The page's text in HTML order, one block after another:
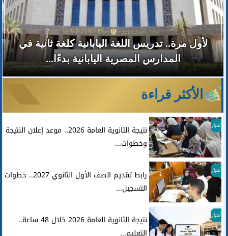
لأول مرة.. تدريس اللغة اليابانية كلغة ثانية في
المدارس المصرية اليابانية بدءًا...
الأكثر قراءة
أخبار
نتيجة الثانوية العامة 2026.. موعد إعلان النتيجة
وخطوات...
أخبار
رابط تقديم الصف الأول الثانوي 2027.. خطوات
التسجيل...
أخبار
نتيجة الثانوية العامة 2026 خلال 48 ساعة..
التعليم...